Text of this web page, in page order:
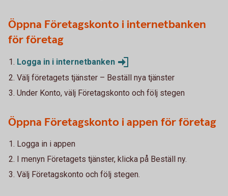
Öppna Företagskonto i internetbanken
för företag
Logga in i internetbanken
Välj företagets tjänster – Beställ nya tjänster
Under Konto, välj Företagskonto och följ stegen
Öppna Företagskonto i appen för företag
Logga in i appen
I menyn Företagets tjänster, klicka på Beställ ny.
Välj Företagskonto och följ stegen.